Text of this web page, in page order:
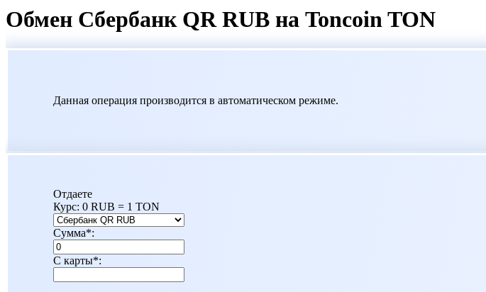
Обмен Сбербанк QR RUB на Toncoin TON
Данная операция производится в автоматическом режиме.
Отдаете
Курс: 0 RUB = 1 TON
Сумма*:
С карты*: